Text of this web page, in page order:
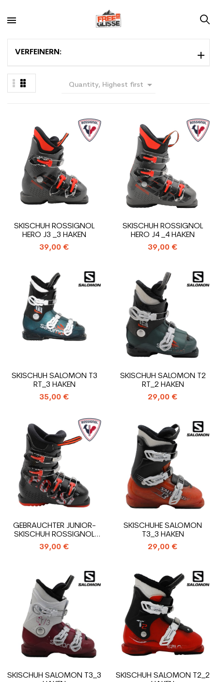
VERFEINERN:
Quantity, Highest first 
SKISCHUH ROSSIGNOL
HERO J3 _3 HAKEN
39,00 €
SKISCHUH ROSSIGNOL
HERO J4 _4 HAKEN
39,00 €
SKISCHUH SALOMON T3
RT_3 HAKEN
35,00 €
SKISCHUH SALOMON T2
RT_2 HAKEN
29,00 €
GEBRAUCHTER JUNIOR-
SKISCHUH ROSSIGNOL
COMP J4_4 HAKEN
39,00 €
SKISCHUHE SALOMON
T3_3 HAKEN
29,00 €
SKISCHUH SALOMON T3_3
SKISCHUH SALOMON T2_2